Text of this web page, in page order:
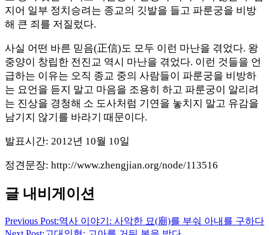
지어 일부 정치승려는 종교의 깃발을 들고 파룬궁을 비방
해 큰 죄를 저질렀다.
사실 어떤 바른 믿음(正信)도 모두 이런 마난을 겪었다. 왕
중양이 창립한 전진교 역시 마난을 겪었다. 이런 것들을 언
급하는 이유는 오직 종교 중의 사람들이 파룬궁을 비방하
는 요언을 듣지 말고 마음을 조용히 하고 파룬궁이 알리려
는 진상을 경청해 소 도사처럼 기연을 놓치지 말고 유감을
남기지 않기를 바라기 때문이다.
발표시간: 2012년 10월 10일
정견문장: http://www.zhengjian.org/node/113516
글 내비게이션
Previous Post:역사 이야기: 사악한 묘(廟)를 부숴 아내를 구하다